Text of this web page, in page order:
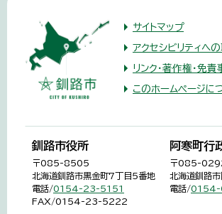
サイトマップ
アクセシビリティへ
リンク・著作権・免責
このホームページに
釧路市役所
〒085-8505
北海道釧路市黒金町7丁目5番地
電話/0154-23-5151
FAX/0154-23-5222
阿寒町行
〒085-
北海道釧路
電話/0154-